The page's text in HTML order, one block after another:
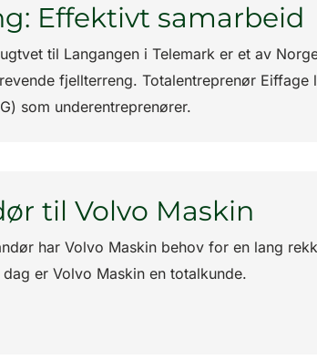
Effektivt samarbeid
til Langangen i Telemark er et av
fjellterreng. Totalentreprenør
som underentreprenører.
til Volvo Maskin
har Volvo Maskin behov for en lang
er Volvo Maskin en totalkunde.